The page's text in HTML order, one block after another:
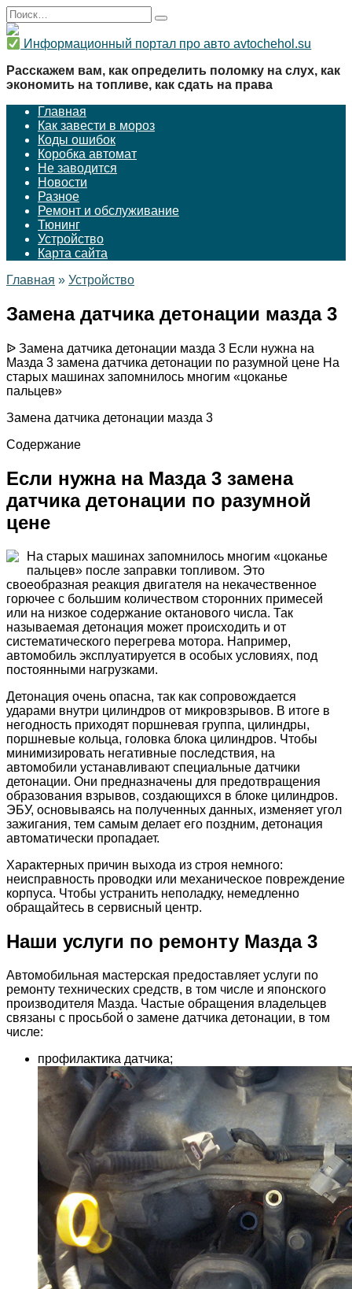
Перейти
к
содержанию
Search
for:
Информационный портал про авто avtochehol.su
Расскажем вам, как определить поломку на слух, как
экономить на топливе, как сдать на права
Главная
Как завести в мороз
Коды ошибок
Коробка автомат
Не заводится
Новости
Разное
Ремонт и обслуживание
Тюнинг
Устройство
Карта сайта
Главная » Устройство
Замена датчика детонации мазда 3
ᐉ Замена датчика детонации мазда 3 Если нужна на
Мазда 3 замена датчика детонации по разумной цене На
старых машинах запомнилось многим «цоканье
пальцев»
Замена датчика детонации мазда 3
Содержание
Если нужна на Мазда 3 замена
датчика детонации по разумной
цене
На старых машинах запомнилось многим «цоканье
пальцев» после заправки топливом. Это
своеобразная реакция двигателя на некачественное
горючее с большим количеством сторонних примесей
или на низкое содержание октанового числа. Так
называемая детонация может происходить и от
систематического перегрева мотора. Например,
автомобиль эксплуатируется в особых условиях, под
постоянными нагрузками.
Детонация очень опасна, так как сопровождается
ударами внутри цилиндров от микровзрывов. В итоге в
негодность приходят поршневая группа, цилиндры,
поршневые кольца, головка блока цилиндров. Чтобы
минимизировать негативные последствия, на
автомобили устанавливают специальные датчики
детонации. Они предназначены для предотвращения
образования взрывов, создающихся в блоке цилиндров.
ЭБУ, основываясь на полученных данных, изменяет угол
зажигания, тем самым делает его поздним, детонация
автоматически пропадает.
Характерных причин выхода из строя немного:
неисправность проводки или механическое повреждение
корпуса. Чтобы устранить неполадку, немедленно
обращайтесь в сервисный центр.
Наши услуги по ремонту Мазда 3
Автомобильная мастерская предоставляет услуги по
ремонту технических средств, в том числе и японского
производителя Мазда. Частые обращения владельцев
связаны с просьбой о замене датчика детонации, в том
числе:
профилактика датчика;